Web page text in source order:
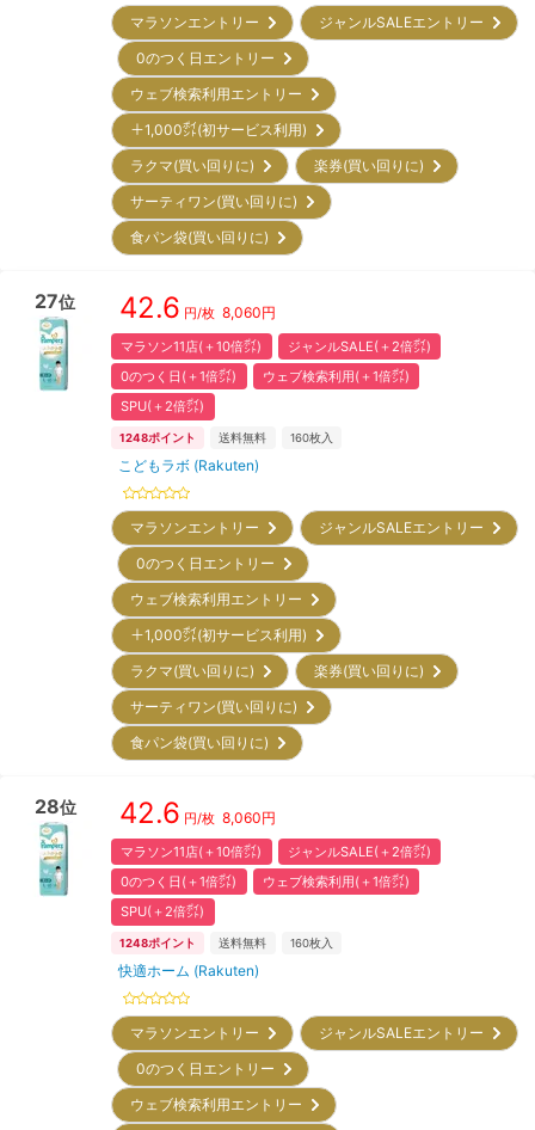
マラソンエントリー
ジャンルSALEエントリー
0のつく日エントリー
ウェブ検索利用エントリー
＋1,000㌽(初サービス利用)
ラクマ(買い回りに)
楽券(買い回りに)
サーティワン(買い回りに)
食パン袋(買い回りに)
27位 42.6 円/枚 8,060円
マラソン11店(＋10倍㌽)
ジャンルSALE(＋2倍㌽)
0のつく日(＋1倍㌽)
ウェブ検索利用(＋1倍㌽)
SPU(＋2倍㌽)
1248ポイント 送料無料 160枚入
こどもラボ (Rakuten)
マラソンエントリー
ジャンルSALEエントリー
0のつく日エントリー
ウェブ検索利用エントリー
＋1,000㌽(初サービス利用)
ラクマ(買い回りに)
楽券(買い回りに)
サーティワン(買い回りに)
食パン袋(買い回りに)
28位 42.6 円/枚 8,060円
マラソン11店(＋10倍㌽)
ジャンルSALE(＋2倍㌽)
0のつく日(＋1倍㌽)
ウェブ検索利用(＋1倍㌽)
SPU(＋2倍㌽)
1248ポイント 送料無料 160枚入
快適ホーム (Rakuten)
マラソンエントリー
ジャンルSALEエントリー
0のつく日エントリー
ウェブ検索利用エントリー